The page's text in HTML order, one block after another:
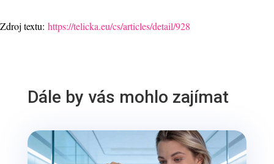
Zdroj textu: https://telicka.eu/cs/articles/detail/928
Dále by vás mohlo zajímat